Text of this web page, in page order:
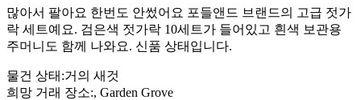
많아서 팔아요 한번도 안썼어요 포들앤드 브랜드의 고급 젓가
락 세트예요. 검은색 젓가락 10세트가 들어있고 흰색 보관용
주머니도 함께 나와요. 신품 상태입니다.
물건 상태 :거의 새것
희망 거래 장소:, Garden Grove